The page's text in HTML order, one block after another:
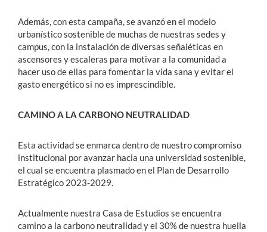
Además, con esta campaña, se avanzó en el modelo
urbanístico sostenible de muchas de nuestras sedes y
campus, con la instalación de diversas señaléticas en
ascensores y escaleras para motivar a la comunidad a
hacer uso de ellas para fomentar la vida sana y evitar el
gasto energético si no es imprescindible.
CAMINO A LA CARBONO NEUTRALIDAD
Esta actividad se enmarca dentro de nuestro compromiso
institucional por avanzar hacia una universidad sostenible,
el cual se encuentra plasmado en el Plan de Desarrollo
Estratégico 2023-2029.
Actualmente nuestra Casa de Estudios se encuentra
camino a la carbono neutralidad y el 30% de nuestra huella